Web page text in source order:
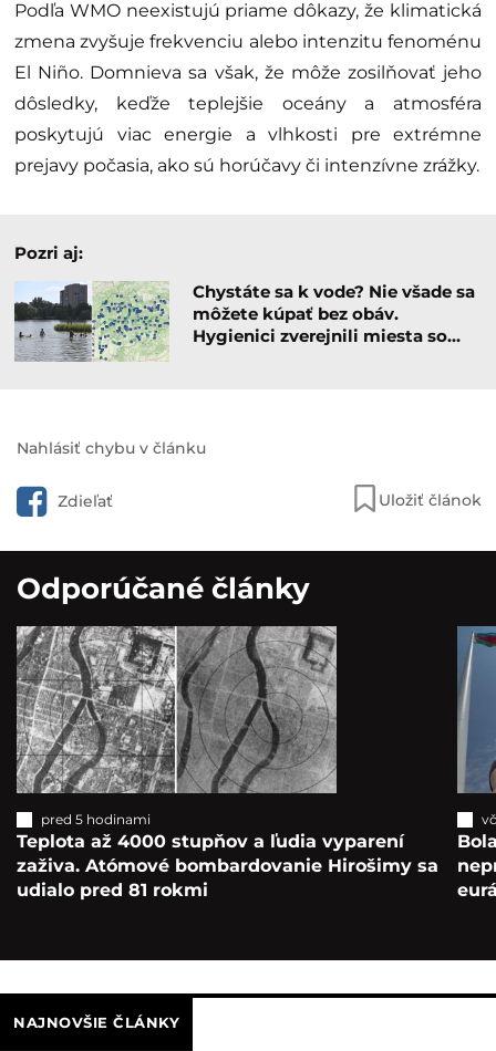
Podľa WMO neexistujú priame dôkazy, že klimatická
zmena zvyšuje frekvenciu alebo intenzitu fenoménu
El Niño. Domnieva sa však, že môže zosilňovať jeho
dôsledky, keďže teplejšie oceány a atmosféra
poskytujú viac energie a vlhkosti pre extrémne
prejavy počasia, ako sú horúčavy či intenzívne zrážky.
Pozri aj:
Chystáte sa k vode? Nie všade sa
môžete kúpať bez obáv.
Hygienici zverejnili miesta so…
Nahlásiť chybu v článku
Zdieľať Uložiť článok
Odporúčané články
pred 5 hodinami
Teplota až 4000 stupňov a ľudia vyparení
zaživa. Atómové bombardovanie Hirošimy sa
udialo pred 81 rokmi
NAJNOVŠIE ČLÁNKY